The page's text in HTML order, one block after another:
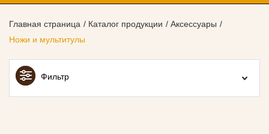
Главная страница Каталог продукции
Аксессуары
Ножи и мультитулы
Фильтр